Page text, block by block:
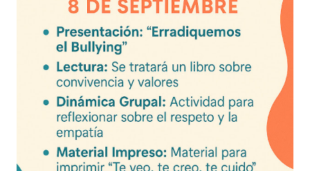
frecuentes Beneficios de utilizar estos exámenes trimestrales
Evaluaciones alineadas al programa oficial. Formato optimizado
para impresión o uso en plataformas educativas. Reactivos que
fortalecen la comprensión y el pensamiento crítico. Ideal para
formación docente y evaluación diagnóstica. Material
descargable PDF editable. Estos exámenes también pueden
integrarse en herramientas digitales pa...